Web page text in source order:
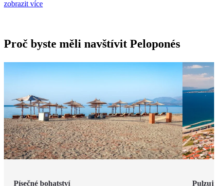
zobrazit více
Proč byste měli navštívit Peloponés
Písečné bohatství